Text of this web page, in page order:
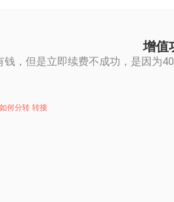
增值
钱，但是立即续费不成功，是因为
何分转 转接